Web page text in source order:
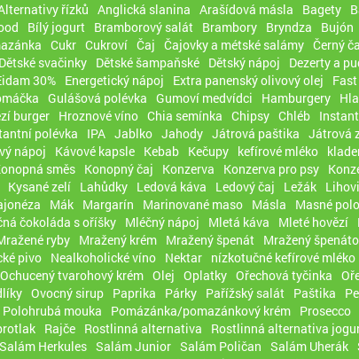
řízků Anglická slanina Arašídová másla Bagety
Bílý jogurt Bramborový salát Brambory Bryndza Bujón
Cukr Cukroví Čaj Čajovky a métské salámy Černý
Dětské svačinky Dětské šampaňské Dětský nápoj Dezerty a
30% Energetický nápoj Extra panenský olivový olej
Gulášová polévka Gumoví medvídci Hamburgery
burger Hroznové víno Chia semínka Chipsy Chléb
polévka IPA Jablko Jahody Játrová paštika Játrová
nápoj Kávové kapsle Kebab Kečupy kefírové mléko
směs Konopný čaj Konzerva Konzerva pro psy
Kysané zelí Lahůdky Ledová káva Ledový čaj Ležák
Mák Margarín Marinované maso Másla Masné
čokoláda s oříšky Mléčný nápoj Mletá káva Mleté hovězí
ryby Mražený krém Mražený špenát Mražený
pivo Nealkoholické víno Nektar nízkotučné kefírové mléko
Ochucený tvarohový krém Olej Oplatky Ořechová tyčinka
Ovocný sirup Paprika Párky Pařížský salát Paštika
Polohrubá mouka Pomázánka/pomazánkový krém Prosecco
Rajče Rostlinná alternativa Rostlinná alternativa
Salám Herkules Salám Junior Salám Poličan Salám Uherák